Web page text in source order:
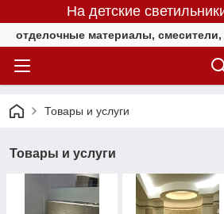
На детские
отделочные материалы,
Товары и услуги
Товары и услуги